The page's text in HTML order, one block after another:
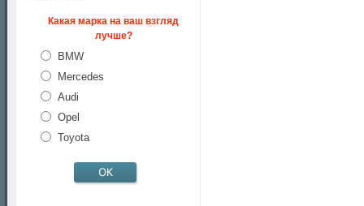
Какая марка на ваш взгляд
лучше?
BMW
Mercedes
Audi
Opel
Toyota